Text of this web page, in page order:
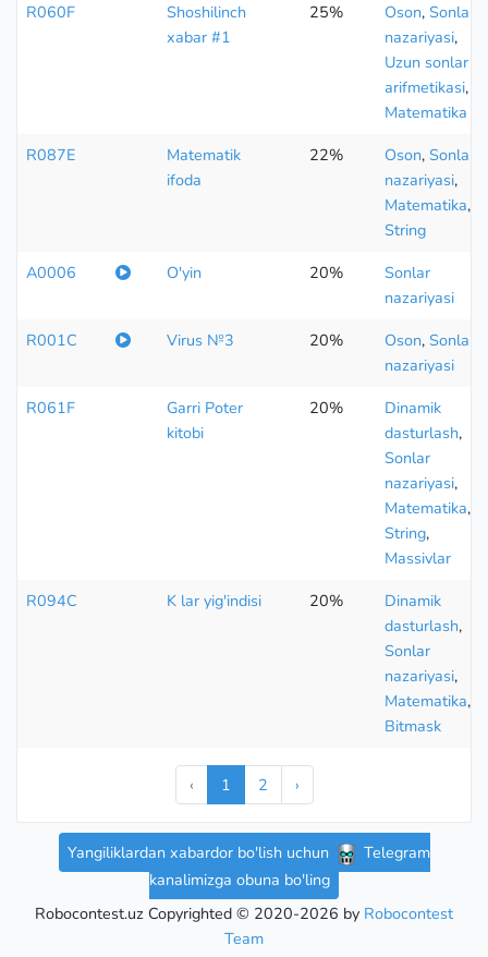
R060F
Shoshilinch
xabar #1
25% Oson, Sonlar
nazariyasi,
Uzun sonlar
arifmetikasi,
Matematika
R087E
Matematik
ifoda
22% Oson, Sonlar
nazariyasi,
Matematika,
String
A0006
O'yin 20%
Sonlar
nazariyasi
R001C
Virus №3 20% Oson, Sonlar
nazariyasi
R061F
Garri Poter
kitobi
20%
Dinamik
dasturlash,
Sonlar
nazariyasi,
Matematika,
String,
Massivlar
R094C
K lar yig'indisi 20%
Dinamik
dasturlash,
Sonlar
nazariyasi,
Matematika,
Bitmask
‹ 1 2 ›
Yangiliklardan xabardor bo'lish uchun
Telegram
kanalimizga obuna bo'ling
Robocontest.uz Copyrighted © 2020-2026 by Robocontest
Team